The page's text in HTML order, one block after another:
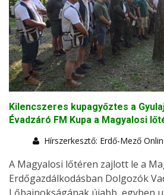
Kilencszeres kupagyőztes a
Évadzáró FM Kupa a Magyalosi
Hírszerkesztő: Erdő-Mező
A Magyalosi lőtéren zajlott le a
Erdőgazdálkodásban Dolgozók